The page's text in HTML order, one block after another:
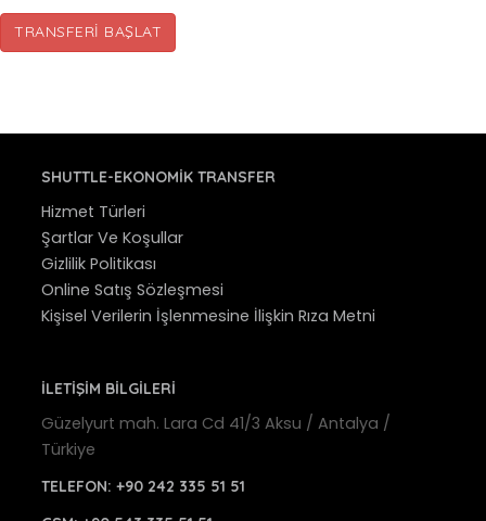
TRANSFERI BAŞLAT
SHUTTLE-EKONOMIK TRANSFER
Hizmet Türleri
Şartlar Ve Koşullar
Gizlilik Politikası
Online Satış Sözleşmesi
Kişisel Verilerin İşlenmesine İlişkin Rıza Metni
İLETİŞİM BİLGİLERİ
Güzelyurt mah. Lara Cd 41/3 Aksu / Antalya /
Türkiye
TELEFON: +90 242 335 51 51